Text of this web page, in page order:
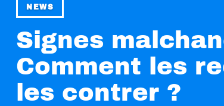
NEWS
Signes
Comment les
les contrer ?